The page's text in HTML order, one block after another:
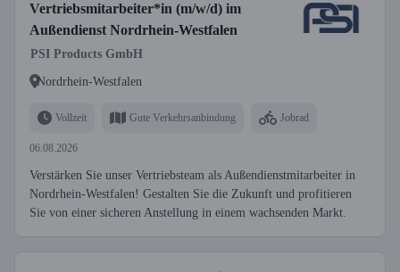
Vertriebsmitarbeiter*in (m/w/d) im
Außendienst Nordrhein-Westfalen
PSI Products GmbH
Nordrhein-Westfalen
Vollzeit Gute Verkehrsanbindung Jobrad
06.08.2026
Verstärken Sie unser Vertriebsteam als Außendienstmitarbeiter in
Nordrhein-Westfalen! Gestalten Sie die Zukunft und profitieren
Sie von einer sicheren Anstellung in einem wachsenden Markt.